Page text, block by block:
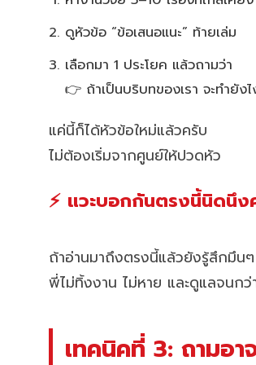
ดูหัวข้อ “ข้อเสนอแนะ” ท้ายเล่ม
เลือกมา 1 ประโยค แล้วถามว่า
👉 ถ้าเป็นบริบทของเรา จะทำยัง
แค่นี้ก็ได้หัวข้อใหม่แล้วครับ
ไม่ต้องเริ่มจากศูนย์ให้ปวดหัว
⚡ แวะบอกกันตรงนี้นิดนึง
ถ้าอ่านมาถึงตรงนี้แล้วยังรู้สึกมึน
พี่ไม่ทิ้งงาน ไม่หาย และดูแลจนกว่
เทคนิคที่ 3: ถามอา